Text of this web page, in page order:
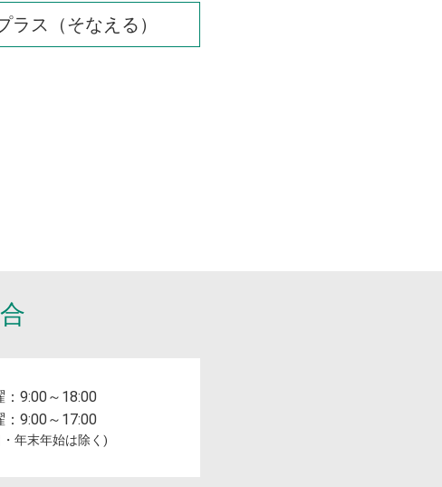
ラス（そなえる）
9:00～18:00
9:00～17:00
年末年始は除く)